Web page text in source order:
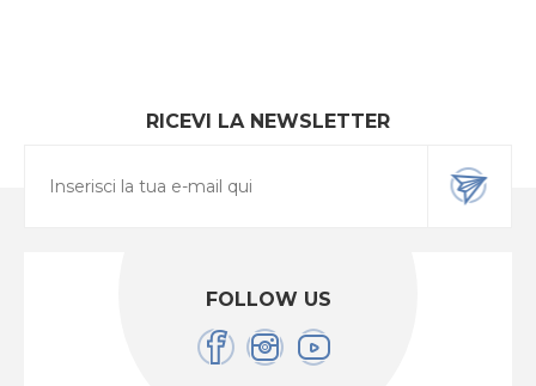
RICEVI LA NEWSLETTER
FOLLOW US